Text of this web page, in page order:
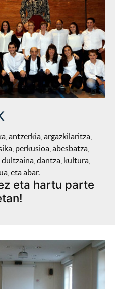
antzerkia, argazkilaritza,
perkusioa, abesbatza,
dantza, kultura,
eta abar.
eta hartu parte